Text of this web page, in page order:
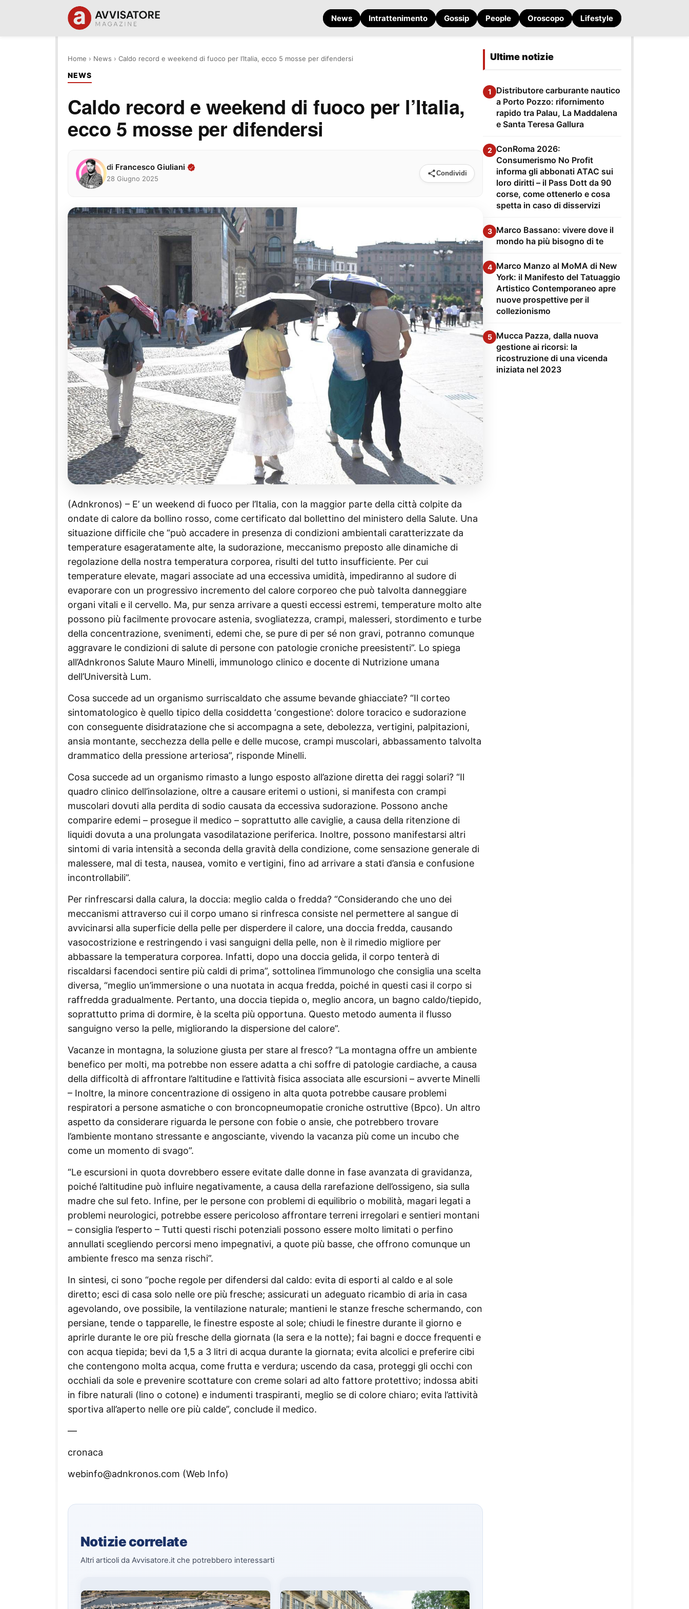
News Intrattenimento Gossip People Oroscopo Lifestyle
Home › News › Caldo record e weekend di fuoco per l’Italia, ecco 5 mosse per difendersi
NEWS
Caldo record e weekend di fuoco per l’Italia,
ecco 5 mosse per difendersi
di Francesco Giuliani
28 Giugno 2025
Condividi
(Adnkronos) – E’ un weekend di fuoco per l’Italia, con la maggior parte della città colpite da
ondate di calore da bollino rosso, come certificato dal bollettino del ministero della Salute. Una
situazione difficile che “può accadere in presenza di condizioni ambientali caratterizzate da
temperature esageratamente alte, la sudorazione, meccanismo preposto alle dinamiche di
regolazione della nostra temperatura corporea, risulti del tutto insufficiente. Per cui
temperature elevate, magari associate ad una eccessiva umidità, impediranno al sudore di
evaporare con un progressivo incremento del calore corporeo che può talvolta danneggiare
organi vitali e il cervello. Ma, pur senza arrivare a questi eccessi estremi, temperature molto alte
possono più facilmente provocare astenia, svogliatezza, crampi, malesseri, stordimento e turbe
della concentrazione, svenimenti, edemi che, se pure di per sé non gravi, potranno comunque
aggravare le condizioni di salute di persone con patologie croniche preesistenti”. Lo spiega
all’Adnkronos Salute Mauro Minelli, immunologo clinico e docente di Nutrizione umana
dell’Università Lum.
Cosa succede ad un organismo surriscaldato che assume bevande ghiacciate? “Il corteo
sintomatologico è quello tipico della cosiddetta ‘congestione’: dolore toracico e sudorazione
con conseguente disidratazione che si accompagna a sete, debolezza, vertigini, palpitazioni,
ansia montante, secchezza della pelle e delle mucose, crampi muscolari, abbassamento talvolta
drammatico della pressione arteriosa”, risponde Minelli.
Cosa succede ad un organismo rimasto a lungo esposto all’azione diretta dei raggi solari? “Il
quadro clinico dell’insolazione, oltre a causare eritemi o ustioni, si manifesta con crampi
muscolari dovuti alla perdita di sodio causata da eccessiva sudorazione. Possono anche
comparire edemi – prosegue il medico – soprattutto alle caviglie, a causa della ritenzione di
liquidi dovuta a una prolungata vasodilatazione periferica. Inoltre, possono manifestarsi altri
sintomi di varia intensità a seconda della gravità della condizione, come sensazione generale di
malessere, mal di testa, nausea, vomito e vertigini, fino ad arrivare a stati d’ansia e confusione
incontrollabili”.
Per rinfrescarsi dalla calura, la doccia: meglio calda o fredda? “Considerando che uno dei
meccanismi attraverso cui il corpo umano si rinfresca consiste nel permettere al sangue di
avvicinarsi alla superficie della pelle per disperdere il calore, una doccia fredda, causando
vasocostrizione e restringendo i vasi sanguigni della pelle, non è il rimedio migliore per
abbassare la temperatura corporea. Infatti, dopo una doccia gelida, il corpo tenterà di
riscaldarsi facendoci sentire più caldi di prima”, sottolinea l’immunologo che consiglia una scelta
diversa, “meglio un’immersione o una nuotata in acqua fredda, poiché in questi casi il corpo si
raffredda gradualmente. Pertanto, una doccia tiepida o, meglio ancora, un bagno caldo/tiepido,
soprattutto prima di dormire, è la scelta più opportuna. Questo metodo aumenta il flusso
sanguigno verso la pelle, migliorando la dispersione del calore”.
Vacanze in montagna, la soluzione giusta per stare al fresco? “La montagna offre un ambiente
benefico per molti, ma potrebbe non essere adatta a chi soffre di patologie cardiache, a causa
della difficoltà di affrontare l’altitudine e l’attività fisica associata alle escursioni – avverte Minelli
– Inoltre, la minore concentrazione di ossigeno in alta quota potrebbe causare problemi
respiratori a persone asmatiche o con broncopneumopatie croniche ostruttive (Bpco). Un altro
aspetto da considerare riguarda le persone con fobie o ansie, che potrebbero trovare
l’ambiente montano stressante e angosciante, vivendo la vacanza più come un incubo che
come un momento di svago”.
“Le escursioni in quota dovrebbero essere evitate dalle donne in fase avanzata di gravidanza,
poiché l’altitudine può influire negativamente, a causa della rarefazione dell’ossigeno, sia sulla
madre che sul feto. Infine, per le persone con problemi di equilibrio o mobilità, magari legati a
problemi neurologici, potrebbe essere pericoloso affrontare terreni irregolari e sentieri montani
– consiglia l’esperto – Tutti questi rischi potenziali possono essere molto limitati o perfino
annullati scegliendo percorsi meno impegnativi, a quote più basse, che offrono comunque un
ambiente fresco ma senza rischi”.
In sintesi, ci sono “poche regole per difendersi dal caldo: evita di esporti al caldo e al sole
diretto; esci di casa solo nelle ore più fresche; assicurati un adeguato ricambio di aria in casa
agevolando, ove possibile, la ventilazione naturale; mantieni le stanze fresche schermando, con
persiane, tende o tapparelle, le finestre esposte al sole; chiudi le finestre durante il giorno e
aprirle durante le ore più fresche della giornata (la sera e la notte); fai bagni e docce frequenti e
con acqua tiepida; bevi da 1,5 a 3 litri di acqua durante la giornata; evita alcolici e preferire cibi
che contengono molta acqua, come frutta e verdura; uscendo da casa, proteggi gli occhi con
occhiali da sole e prevenire scottature con creme solari ad alto fattore protettivo; indossa abiti
in fibre naturali (lino o cotone) e indumenti traspiranti, meglio se di colore chiaro; evita l’attività
sportiva all’aperto nelle ore più calde”, conclude il medico.
—
cronaca
webinfo@adnkronos.com (Web Info)
Notizie correlate
Altri articoli da Avvisatore.it che potrebbero interessarti
Ultime notizie
1
Distributore carburante nautico
a Porto Pozzo: rifornimento
rapido tra Palau, La Maddalena
e Santa Teresa Gallura
2 ConRoma 2026:
Consumerismo No Profit
informa gli abbonati ATAC sui
loro diritti – il Pass Dott da 90
corse, come ottenerlo e cosa
spetta in caso di disservizi
3 Marco Bassano: vivere dove il
mondo ha più bisogno di te
4 Marco Manzo al MoMA di New
York: il Manifesto del Tatuaggio
Artistico Contemporaneo apre
nuove prospettive per il
collezionismo
5 Mucca Pazza, dalla nuova
gestione ai ricorsi: la
ricostruzione di una vicenda
iniziata nel 2023